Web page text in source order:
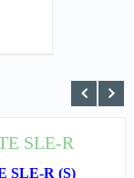
SLE-R (S)